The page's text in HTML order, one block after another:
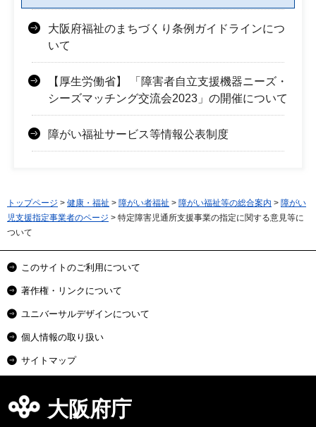
大阪府福祉のまちづくり条例ガイドラインにつ
いて
【厚生労働省】 「障害者自立支援機器ニーズ・
シーズマッチング交流会2023」の開催について
障がい福祉サービス等情報公表制度
トップページ > 健康・福祉 > 障がい者福祉 > 障がい福祉等の総合案内 > 障がい
児支援指定事業者のページ > 特定障害児通所支援事業の指定に関する意見等に
ついて
このサイトのご利用について
著作権・リンクについて
ユニバーサルデザインについて
個人情報の取り扱い
サイトマップ
大阪府庁